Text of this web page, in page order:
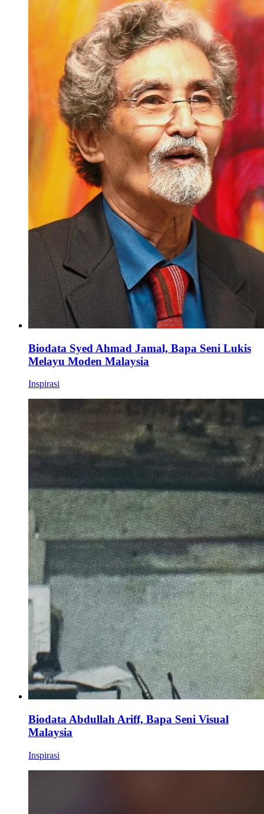
Biodata Syed Ahmad Jamal, Bapa Seni Lukis
Melayu Moden Malaysia
Inspirasi
Biodata Abdullah Ariff, Bapa Seni Visual
Malaysia
Inspirasi